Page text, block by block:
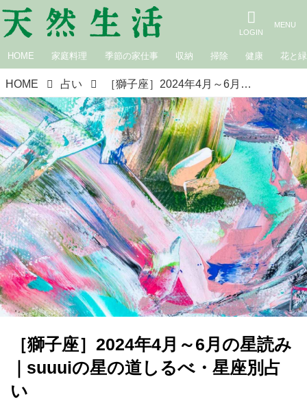
HOME 家庭料理 季節の家仕事 収納 掃除 健康 花と緑
HOME 占い ［獅子座］2024年4月～6月の星読み｜suuuiの星の道しるべ・星座別占い
［獅子座］2024年4月～6月の星読み
｜suuuiの星の道しるべ・星座別占
い